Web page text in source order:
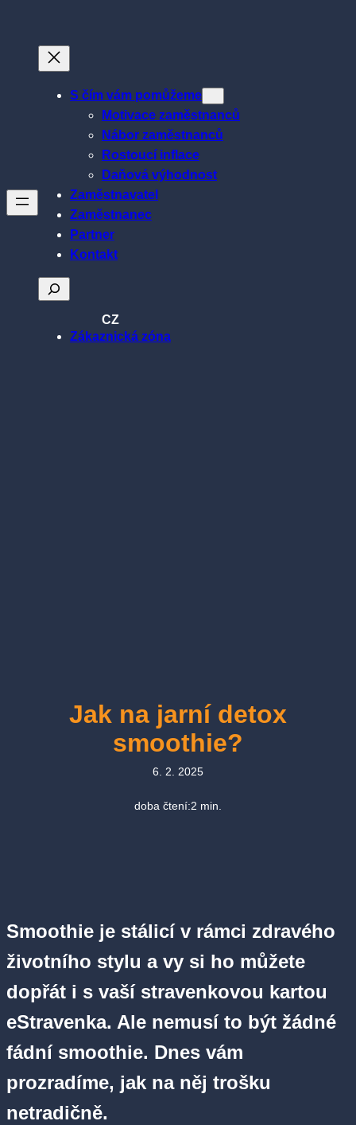
S čím vám pomůžeme
Motivace zaměstnanců
Nábor zaměstnanců
Rostoucí inflace
Daňová výhodnost
Zaměstnavatel
Zaměstnanec
Partner
Kontakt
Hledat
CZ
Zákaznická zóna
Jak na jarní detox
smoothie?
6. 2. 2025
doba čtení:2 min.
Smoothie je stálicí v rámci zdravého
životního stylu a vy si ho můžete
dopřát i s vaší stravenkovou kartou
eStravenka. Ale nemusí to být žádné
fádní smoothie. Dnes vám
prozradíme, jak na něj trošku
netradičně.